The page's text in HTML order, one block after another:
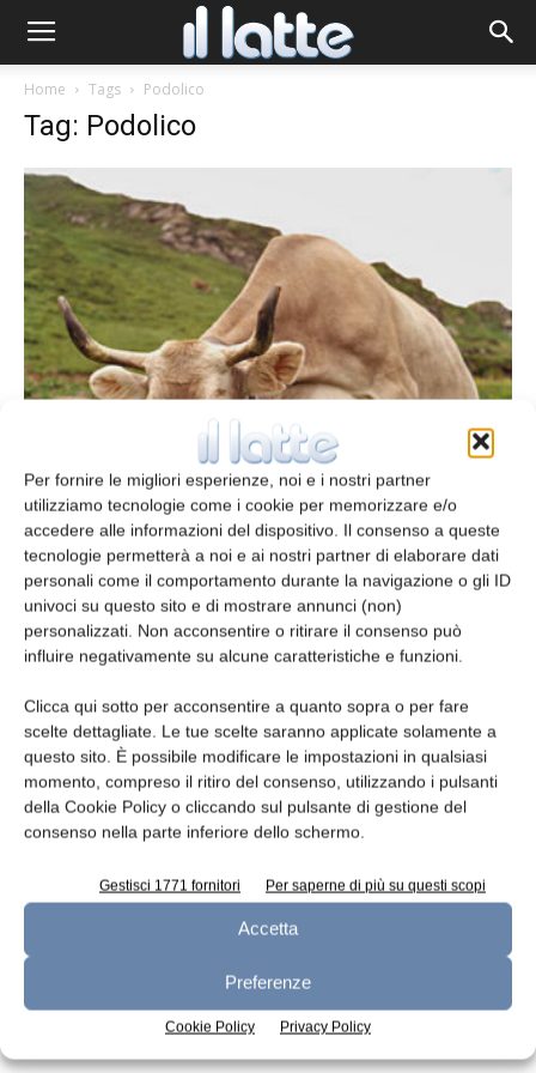
Per fornire le migliori esperienze, noi e i nostri partner
utilizziamo tecnologie come i cookie per memorizzare e/o
accedere alle informazioni del dispositivo. Il consenso a queste
tecnologie permetterà a noi e ai nostri partner di elaborare dati
personali come il comportamento durante la navigazione o gli ID
univoci su questo sito e di mostrare annunci (non)
personalizzati. Non acconsentire o ritirare il consenso può
influire negativamente su alcune caratteristiche e funzioni.
Clicca qui sotto per acconsentire a quanto sopra o per fare
scelte dettagliate. Le tue scelte saranno applicate solamente a
questo sito. È possibile modificare le impostazioni in qualsiasi
momento, compreso il ritiro del consenso, utilizzando i pulsanti
della Cookie Policy o cliccando sul pulsante di gestione del
consenso nella parte inferiore dello schermo.
Gestisci 1771 fornitori Per saperne di più su questi scopi
Accetta
Preferenze
Cookie Policy Privacy Policy
Home Tags Podolico
Tag: Podolico
Il Caciocavallo Podolico
Caterina Pinarelli 1 Gennaio 2009
Leggi la rivista
n.7 - Luglio 2026 n.6 - Giugno 2026